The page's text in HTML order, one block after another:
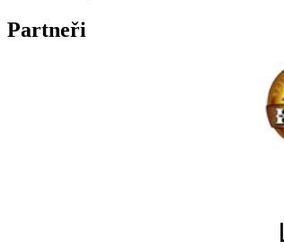
Partneři